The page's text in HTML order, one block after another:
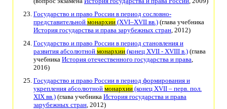
Государство и право России в период сословно-
представительной монархии (XVI–XVII вв.) (глава учебника
История государства и права зарубежных стран, 2012)
Государство и право России в период становления и
развития абсолютной монархии (конец XVII - XVIII в.) (глава
учебника История отечественного государства и права,
2016)
Государство и право России в период формирования и
укрепления абсолютной монархии (конец XVII – перв. пол.
XIX вв.) (глава учебника История государства и права
зарубежных стран, 2012)